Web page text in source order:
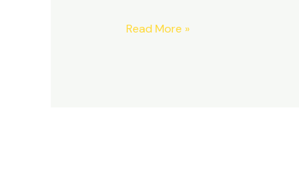
Read More »